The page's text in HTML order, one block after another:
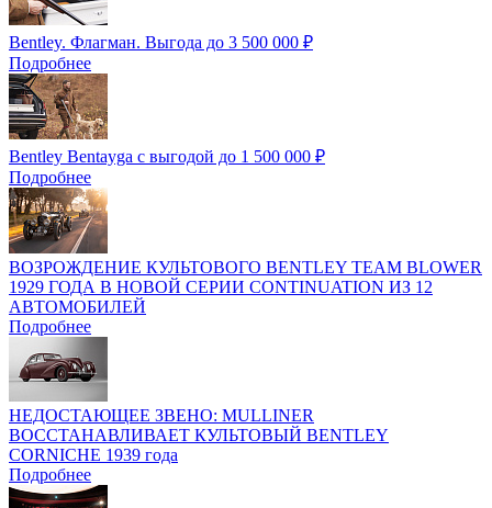
Bentley. Флагман. Выгода до 3 500 000 ₽
Подробнее
Bentley Bentayga c выгодой до 1 500 000 ₽
Подробнее
ВОЗРОЖДЕНИЕ КУЛЬТОВОГО BENTLEY TEAM BLOWER
1929 ГОДА В НОВОЙ СЕРИИ CONTINUATION ИЗ 12
АВТОМОБИЛЕЙ
Подробнее
НЕДОСТАЮЩЕЕ ЗВЕНО: MULLINER
ВОССТАНАВЛИВАЕТ КУЛЬТОВЫЙ BENTLEY
CORNICHE 1939 года
Подробнее